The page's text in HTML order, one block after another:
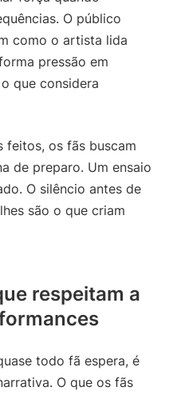
O público
como o artista lida
pressão em
que considera
feitos, os fãs buscam
de preparo. Um ensaio
O silêncio antes de
são o que criam
respeitam a
todo fã espera, é
O que os fãs